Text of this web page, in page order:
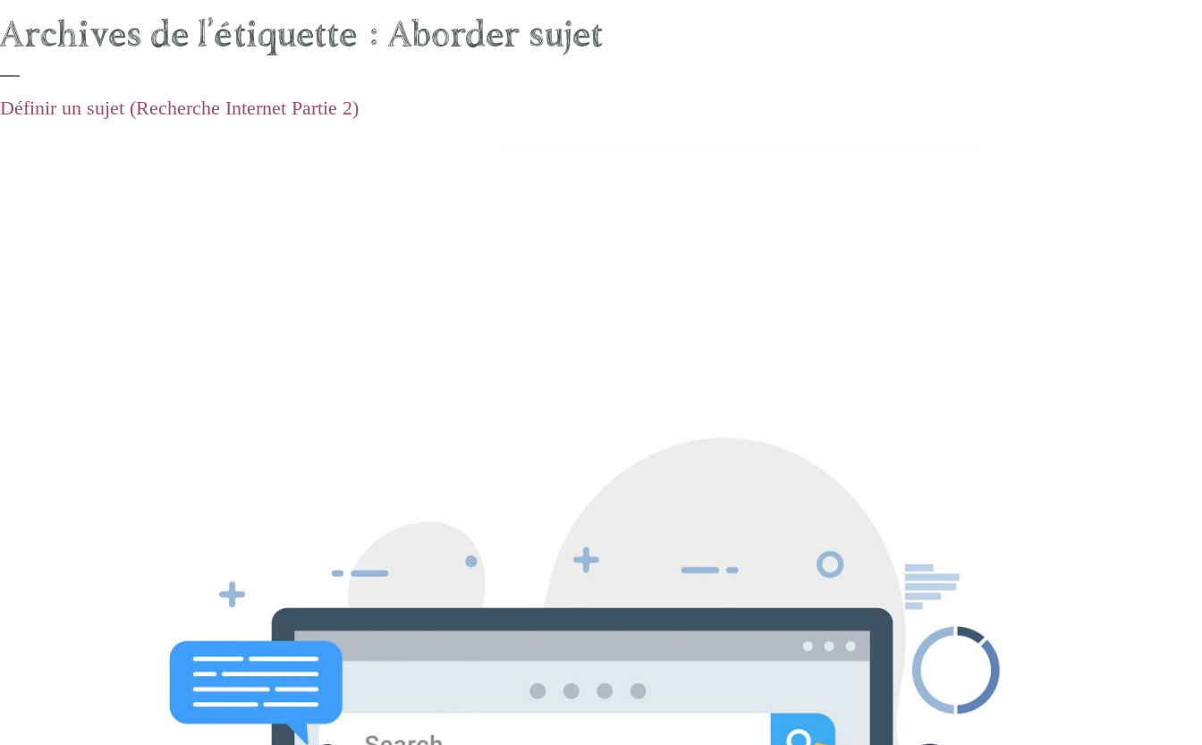
Archives de l’étiquette : Aborder sujet
Définir un sujet (Recherche Internet Partie 2)